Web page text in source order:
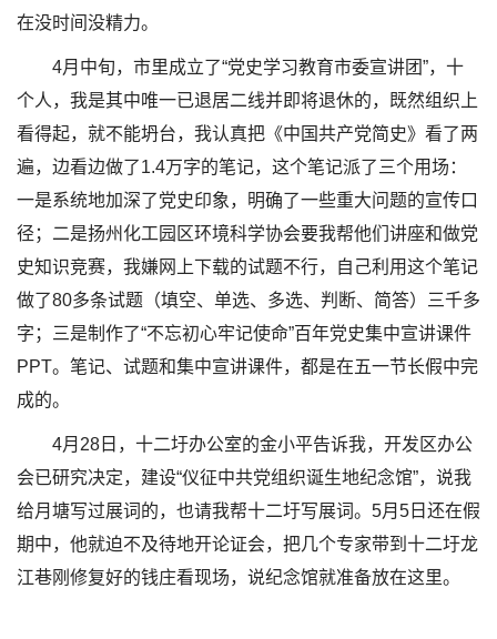
在没时间没精力。
4月中旬，市里成立了“党史学习教育市委宣讲团”，十
个人，我是其中唯一已退居二线并即将退休的，既然组织上
看得起，就不能坍台，我认真把《中国共产党简史》看了两
遍，边看边做了1.4万字的笔记，这个笔记派了三个用场：
一是系统地加深了党史印象，明确了一些重大问题的宣传口
径；二是扬州化工园区环境科学协会要我帮他们讲座和做党
史知识竞赛，我嫌网上下载的试题不行，自己利用这个笔记
做了80多条试题（填空、单选、多选、判断、简答）三千多
字；三是制作了“不忘初心牢记使命”百年党史集中宣讲课件
PPT。笔记、试题和集中宣讲课件，都是在五一节长假中完
成的。
4月28日，十二圩办公室的金小平告诉我，开发区办公
会已研究决定，建设“仪征中共党组织诞生地纪念馆”，说我
给月塘写过展词的，也请我帮十二圩写展词。5月5日还在假
期中，他就迫不及待地开论证会，把几个专家带到十二圩龙
江巷刚修复好的钱庄看现场，说纪念馆就准备放在这里。